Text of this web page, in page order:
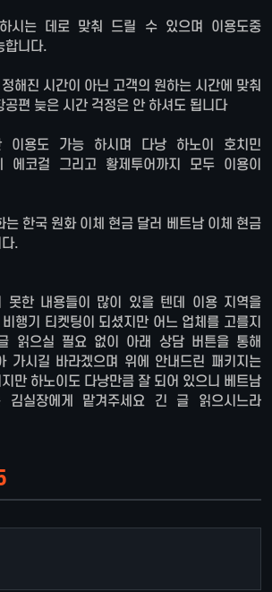
시는 데로 맞춰 드릴 수 있으며 이용도중
합니다.
해진 시간이 아닌 고객의 원하는 시간에 맞춰
공편 늦은 시간 걱정은 안 하셔도 됩니다
이용도 가능 하시며 다낭 하노이 호치민
에코걸 그리고 황제투어까지 모두 이용이
는 한국 원화 이체 현금 달러 베트남 이체 현금
.
못한 내용들이 많이 있을 텐데 이용 지역을
행기 티켓팅이 되셨지만 어느 업체를 고를지
읽으실 필요 없이 아래 상담 버튼을 통해
가시길 바라겠으며 위에 안내드린 패키지는
만 하노이도 다낭만큼 잘 되어 있으니 베트남
김실장에게 맡겨주세요 긴 글 읽으시느라